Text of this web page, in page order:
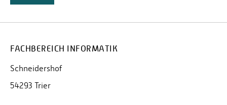
FACHBEREICH INFORMATIK
Schneidershof
54293 Trier